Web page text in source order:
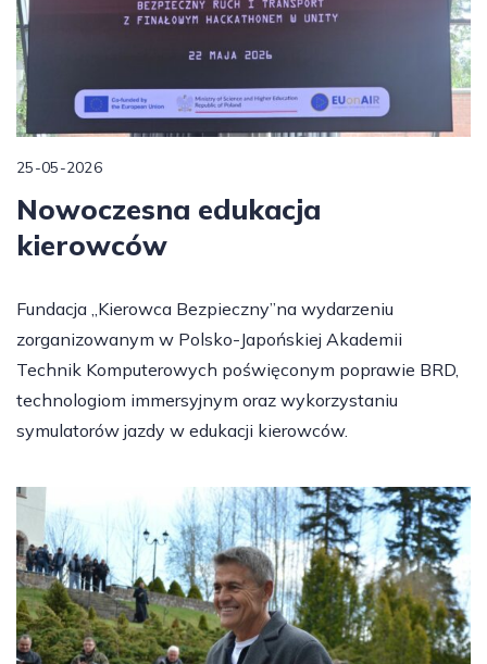
25-05-2026
Nowoczesna edukacja
kierowców
Fundacja „Kierowca Bezpieczny”na wydarzeniu
zorganizowanym w Polsko-Japońskiej Akademii
Technik Komputerowych poświęconym poprawie BRD,
technologiom immersyjnym oraz wykorzystaniu
symulatorów jazdy w edukacji kierowców.